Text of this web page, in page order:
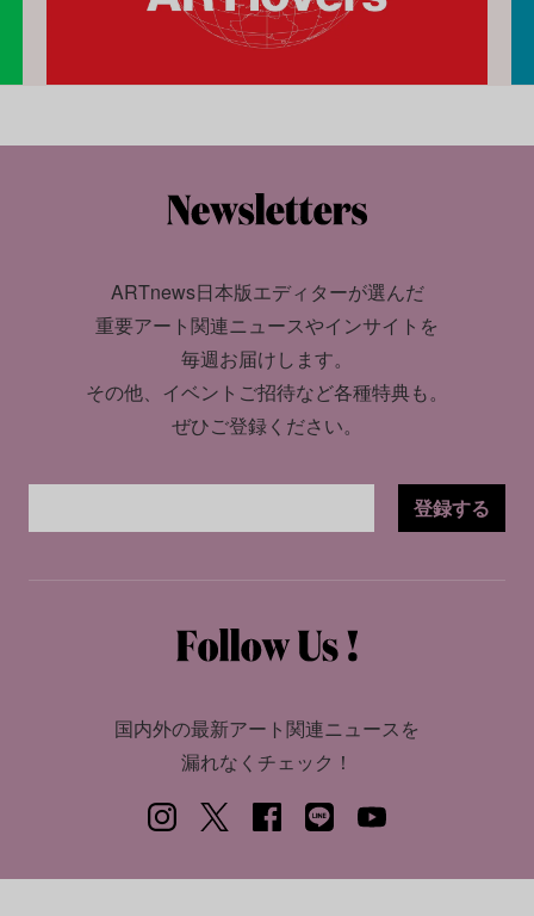
ARTnews日本版エディターが選んだ
重要アート関連ニュースやインサイトを
毎週お届けします。
その他、イベントご招待など各種特典も。
ぜひご登録ください。
登録する
国内外の最新アート関連ニュースを
漏れなくチェック！